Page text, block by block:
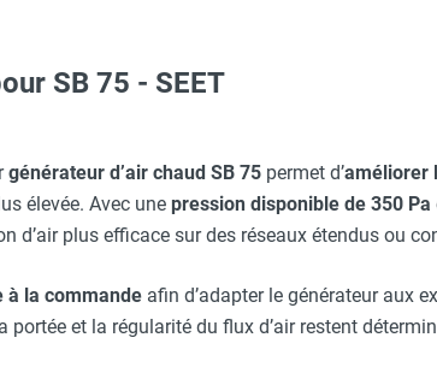
SB 75 avec brûleur et plénum - SEET
naturel SB 75 avec brûleur et plénum - SEET
SB 75 - SEET
générateur d’air chaud SB 75 permet d’améliorer
élevée. Avec une pression disponible de 350 Pa
d’air plus efficace sur des réseaux étendus ou
à la commande afin d’adapter le générateur aux
et la régularité du flux d’air restent